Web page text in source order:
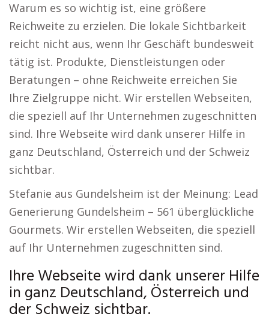
Warum es so wichtig ist, eine größere
Reichweite zu erzielen. Die lokale Sichtbarkeit
reicht nicht aus, wenn Ihr Geschäft bundesweit
tätig ist. Produkte, Dienstleistungen oder
Beratungen – ohne Reichweite erreichen Sie
Ihre Zielgruppe nicht. Wir erstellen Webseiten,
die speziell auf Ihr Unternehmen zugeschnitten
sind. Ihre Webseite wird dank unserer Hilfe in
ganz Deutschland, Österreich und der Schweiz
sichtbar.
Stefanie aus Gundelsheim ist der Meinung: Lead
Generierung Gundelsheim – 561 überglückliche
Gourmets. Wir erstellen Webseiten, die speziell
auf Ihr Unternehmen zugeschnitten sind.
Ihre Webseite wird dank unserer Hilfe
in ganz Deutschland, Österreich und
der Schweiz sichtbar.